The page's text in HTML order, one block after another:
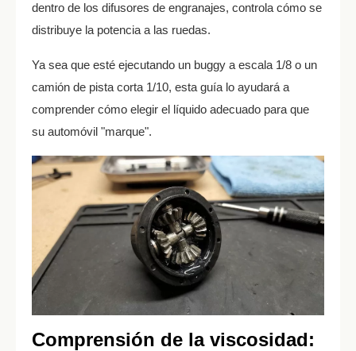
dentro de los difusores de engranajes, controla cómo se
distribuye la potencia a las ruedas.
Ya sea que esté ejecutando un buggy a escala 1/8 o un
camión de pista corta 1/10, esta guía lo ayudará a
comprender cómo elegir el líquido adecuado para que
su automóvil "marque".
Comprensión de la viscosidad: